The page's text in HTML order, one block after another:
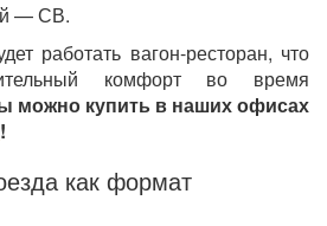
— СВ.
работать вагон-ресторан, что
комфорт во время
можно купить в наших офисах
!
как формат